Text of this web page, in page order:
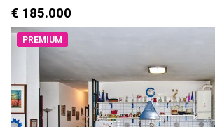
€ 185.000
PREMIUM